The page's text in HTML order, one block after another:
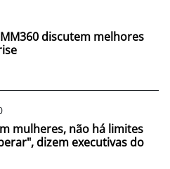
discutem melhores
mulheres, não há limites
dizem executivas do